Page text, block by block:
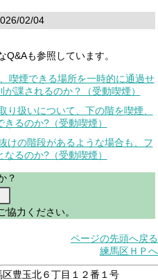
02/04
も参照しています。
喫煙できる場所を一時的に通過せ
課されるのか？（受動喫煙）
扱いについて、下の階を喫煙、
るのか?（受動喫煙）
けの階段があるような場合も、フ
るのか?（受動喫煙）
？
協力ください。
ページの先頭へ戻る
練馬区ＨＰへ
豊玉北６丁目１２番１号